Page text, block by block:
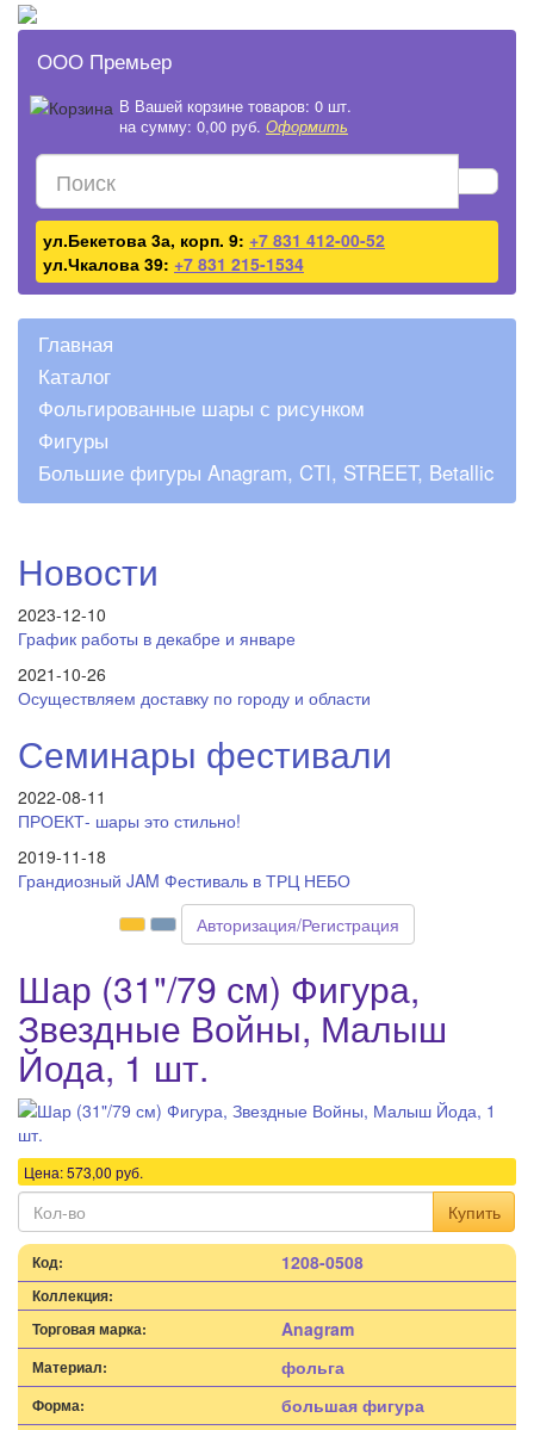
ООО Премьер
В Вашей корзине товаров: 0 шт.
на сумму: 0,00 руб. Оформить
ул.Бекетова 3а, корп. 9: +7 831 412-00-52
ул.Чкалова 39: +7 831 215-1534
Главная
Каталог
Фольгированные шары с рисунком
Фигуры
Большие фигуры Anagram, CTI, STREET, Betallic
Новости
2023-12-10
График работы в декабре и январе
2021-10-26
Осуществляем доставку по городу и области
Семинары фестивали
2022-08-11
ПРОЕКТ- шары это стильно!
2019-11-18
Грандиозный JAM Фестиваль в ТРЦ НЕБО
Авторизация/Регистрация
Шар (31"/79 см) Фигура,
Звездные Войны, Малыш
Йода, 1 шт.
Цена:573,00 руб.
Купить
Код: 1208-0508
Коллекция:
Торговая марка:
Anagram
Материал: фольга
Форма: большая фигура